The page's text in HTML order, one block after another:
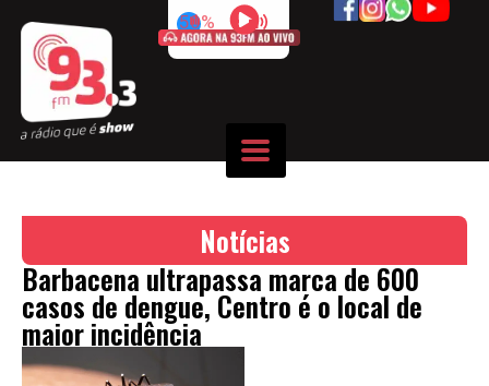
50%
Notícias
Barbacena ultrapassa marca de 600
casos de dengue, Centro é o local de
maior incidência